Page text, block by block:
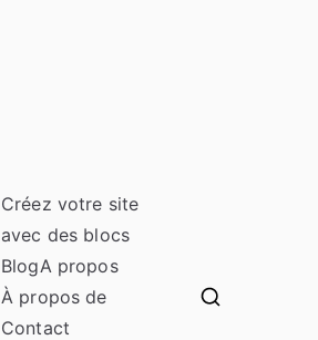
Créez votre site
avec des blocs
BlogA propos
À propos de
Contact